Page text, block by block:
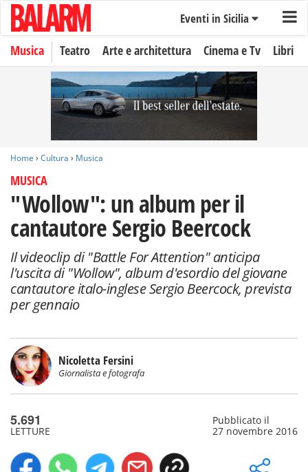
Eventi in Sicilia
Musica Teatro Arte e architettura Cinema e Tv Libri
Home › Cultura › Musica
MUSICA
"Wollow": un album per il
cantautore Sergio Beercock
Il videoclip di "Battle For Attention" anticipa
l'uscita di "Wollow", album d'esordio del giovane
cantautore italo-inglese Sergio Beercock, prevista
per gennaio
Nicoletta Fersini
Giornalista e fotografa
5.691
LETTURE
Pubblicato il
27 novembre 2016